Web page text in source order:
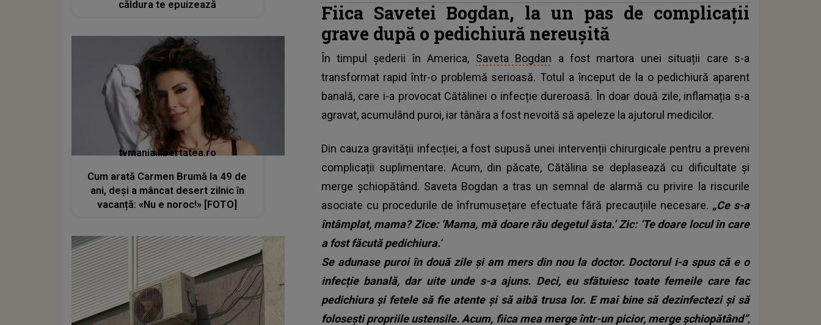
Fiica Savetei Bogdan, la un pas de complicații
grave după o pedichiură nereușită
În timpul șederii în America, Saveta Bogdan a fost martora unei situații care s-a
transformat rapid într-o problemă serioasă. Totul a început de la o pedichiură aparent
banală, care i-a provocat Cătălinei o infecție dureroasă. În doar două zile, inflamația s-a
agravat, acumulând puroi, iar tânăra a fost nevoită să apeleze la ajutorul medicilor.
Din cauza gravității infecției, a fost supusă unei intervenții chirurgicale pentru a preveni
complicații suplimentare. Acum, din păcate, Cătălina se deplasează cu dificultate și
merge șchiopătând. Saveta Bogdan a tras un semnal de alarmă cu privire la riscurile
asociate cu procedurile de înfrumusețare efectuate fără precauțiile necesare. „Ce s-a
întâmplat, mama? Zice: ‘Mama, mă doare rău degetul ăsta.’ Zic: ‘Te doare locul în care
a fost făcută pedichiura.’
Se adunase puroi în două zile și am mers din nou la doctor. Doctorul i-a spus că e o
infecție banală, dar uite unde s-a ajuns. Deci, eu sfătuiesc toate femeile care fac
pedichiura și fetele să fie atente și să aibă trusa lor. E mai bine să dezinfectezi și să
folosești propriile ustensile. Acum, fiica mea merge într-un picior, merge șchiopătând”,
căldura te epuizează
tvmania.libertatea.ro
Cum arată Carmen Brumă la 49 de
ani, deși a mâncat desert zilnic în
vacanță: «Nu e noroc!» [FOTO]